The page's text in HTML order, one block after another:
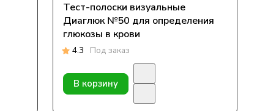
Тест-полоски визуальные
Диаглюк №50 для определения
глюкозы в крови
4.3 Под заказ
В корзину